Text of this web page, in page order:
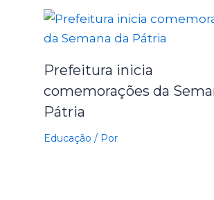
Prefeitura inicia
comemorações da
Pátria
Educação / Por